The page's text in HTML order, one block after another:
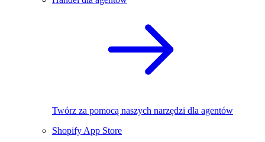
Twórz za pomocą naszych narzędzi dla agentów
Shopify App Store